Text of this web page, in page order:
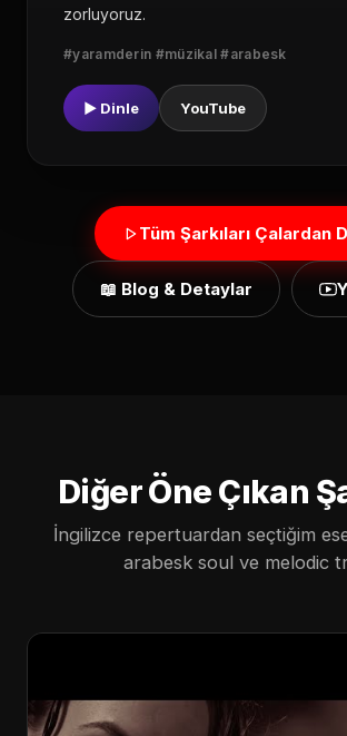
zorluyoruz.
#yaramderin #müzikal #arabesk
▶ Dinle YouTube
Tüm Şarkıları Çalardan
📖 Blog & Detaylar
Diğer Öne Çıkan
İngilizce repertuardan seçtiğim
arabesk soul ve melodic